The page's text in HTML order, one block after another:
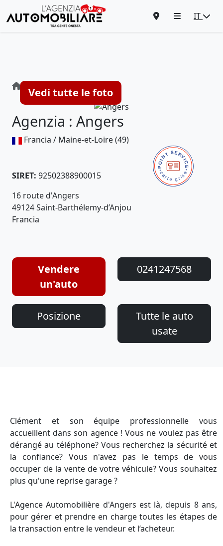
IT
Vedi tutte le foto
Agenzia : Angers
Francia / Maine-et-Loire (49)
SIRET: 92502388900015
16 route d'Angers
49124 Saint-Barthélemy-d’Anjou
Francia
Vendere
un'auto
0241247568
Posizione
Tutte le auto
usate
Clément et son équipe professionnelle vous
accueillent dans son agence ! Vous ne voulez pas être
dérangé au téléphone? Vous recherchez la sécurité et
la confiance? Vous n'avez pas le temps de vous
occuper de la vente de votre véhicule? Vous souhaitez
plus qu'une reprise garage ?
L'Agence Automobilière d'Angers est là, depuis 8 ans,
pour gérer et prendre en charge toutes les étapes de
la transaction entre le vendeur et l’acheteur.